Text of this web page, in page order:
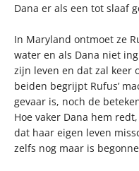
Dana er als een tot slaaf
In Maryland ontmoet ze
water en als Dana niet
zijn leven en dat zal keer
beiden begrijpt Rufus’
gevaar is, noch de
Hoe vaker Dana hem
dat haar eigen leven
zelfs nog maar is